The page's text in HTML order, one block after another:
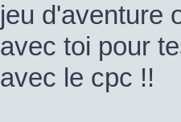
jeu d'aventure
avec toi pour
avec le cpc !!